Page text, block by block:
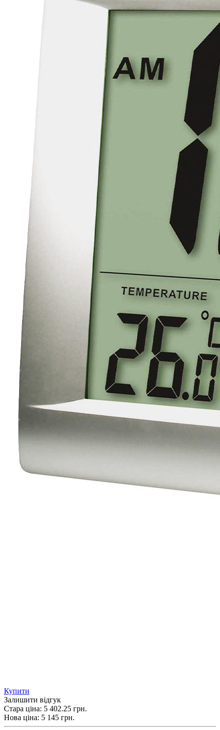
Купити
Залишити відгук
Стара ціна: 5 402.25 грн.
Нова ціна: 5 145 грн.